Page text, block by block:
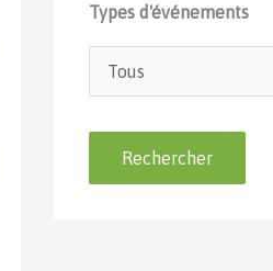
Types d'événements